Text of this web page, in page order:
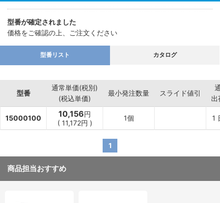
型番が確定されました
価格をご確認の上、ご注文ください
型番リスト カタログ
型番
通常単価(税別)
(税込単価)
最小発注数量 スライド値引
出
15000100 10,156円
( 11,172円 )
1個 1
1
商品担当おすすめ